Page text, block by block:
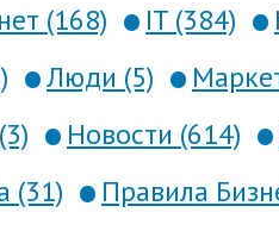
(168) IT (384)
Люди (5)
Новости (614)
(31) Правила